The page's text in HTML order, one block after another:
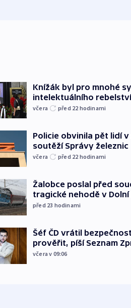
Knížák byl pro mnohé
intelektuálního
včera před 22 hodinami
Policie obvinila pět lidí
soutěží Správy železnic
včera před 22 hodinami
Žalobce poslal před
tragické nehodě v
před 23 hodinami
Šéf ČD vrátil
prověřit, píší Seznam
včera v 09:06